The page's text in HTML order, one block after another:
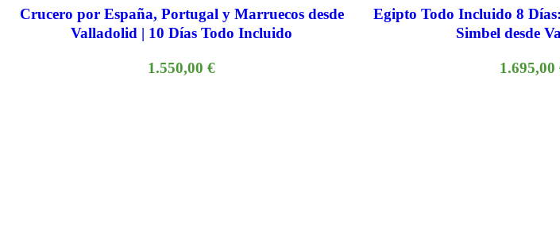
Crucero por España, Portugal y Marruecos desde
Valladolid | 10 Días Todo Incluido
1.550,00€
Egipto Todo Incluido 8
Simbel desde
1.695,00